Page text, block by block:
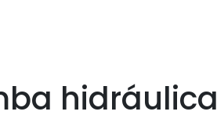
hidráulica